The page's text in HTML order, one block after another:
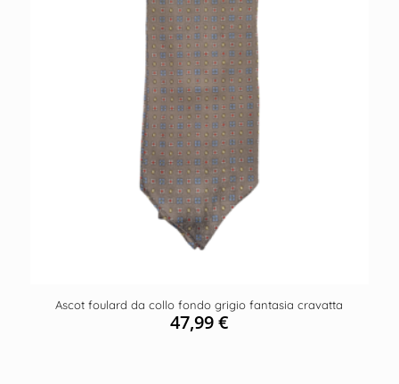
Ascot foulard da collo fondo grigio fantasia cravatta
47,99€